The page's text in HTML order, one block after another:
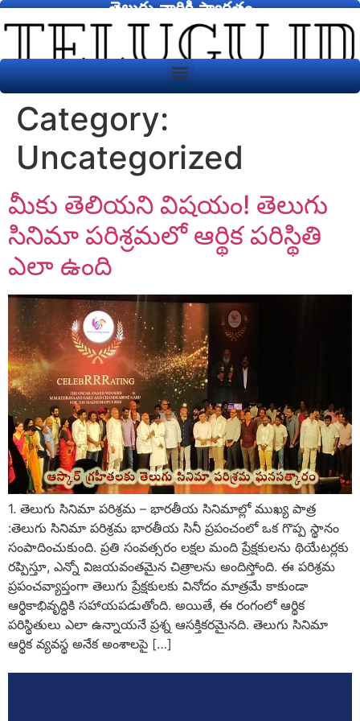
తెలుగు వారికి స్వాగతం
Category:
Uncategorized
మీకు తెలియని విషయం! తెలుగు
సినిమా పరిశ్రమలో ఆర్థిక పరిస్థితి
ఎలా ఉంది
1. తెలుగు సినిమా పరిశ్రమ – భారతీయ సినిమాల్లో ముఖ్య పాత్ర
:తెలుగు సినిమా పరిశ్రమ భారతీయ సినీ ప్రపంచంలో ఒక గొప్ప స్థానం
సంపాదించుకుంది. ప్రతి సంవత్సరం లక్షల మంది ప్రేక్షకులను థియేటర్లకు
రప్పిస్తూ, ఎన్నో విజయవంతమైన చిత్రాలను అందిస్తోంది. ఈ పరిశ్రమ
ప్రపంచవ్యాప్తంగా తెలుగు ప్రేక్షకులకు వినోదం మాత్రమే కాకుండా
ఆర్థికాభివృద్ధికి సహాయపడుతోంది. అయితే, ఈ రంగంలో ఆర్థిక
పరిస్థితులు ఎలా ఉన్నాయనే ప్రశ్న ఆసక్తికరమైనది. తెలుగు సినిమా
ఆర్థిక వ్యవస్థ అనేక అంశాలపై […]